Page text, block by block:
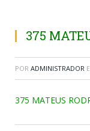
375
POR ADMINISTRADOR
375 MATEUS